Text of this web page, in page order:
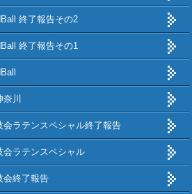
終了報告その2
終了報告その1
川
ラテンスペシャル終了報告
会ラテンスペシャル
会終了報告